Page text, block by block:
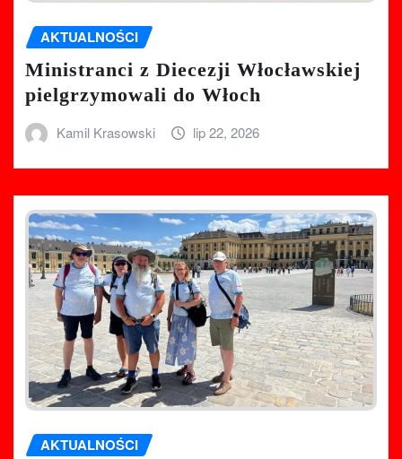
AKTUALNOŚCI
Ministranci z Diecezji Włocławskiej
pielgrzymowali do Włoch
Kamil Krasowski lip 22, 2026
AKTUALNOŚCI